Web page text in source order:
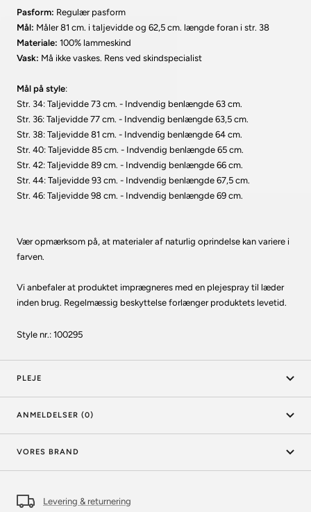
Pasform: Regulær pasform
Mål: Måler 81 cm. i taljevidde og 62,5 cm. længde foran i str. 38
Materiale: 100% lammeskind
Vask: Må ikke vaskes. Rens ved skindspecialist
Mål på style:
Str. 34: Taljevidde 73 cm. - Indvendig benlængde 63 cm.
Str. 36: Taljevidde 77 cm. - Indvendig benlængde 63,5 cm.
Str. 38: Taljevidde 81 cm. - Indvendig benlængde 64 cm.
Str. 40: Taljevidde 85 cm. - Indvendig benlængde 65 cm.
Str. 42: Taljevidde 89 cm. - Indvendig benlængde 66 cm.
Str. 44: Taljevidde 93 cm. - Indvendig benlængde 67,5 cm.
Str. 46: Taljevidde 98 cm. - Indvendig benlængde 69 cm.
Vær opmærksom på, at materialer af naturlig oprindelse kan variere i
farven.
Vi anbefaler at produktet imprægneres med en plejespray til læder
inden brug. Regelmæssig beskyttelse forlænger produktets levetid.
Style nr.: 100295
PLEJE
ANMELDELSER (0)
VORES BRAND
Levering & returnering
Tilmeld dig vores Klub nordmod
TILMELD DIG HER!